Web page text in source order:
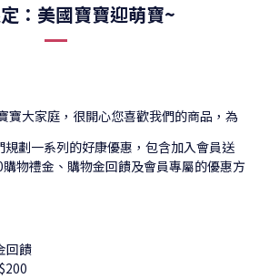
：美國寶寶迎萌寶~
寶大家庭，很開心您喜歡我們的商品，為
劃一系列的好康優惠，包含加入會員送
物禮金、購物金回饋及會員專屬的優惠方
回饋